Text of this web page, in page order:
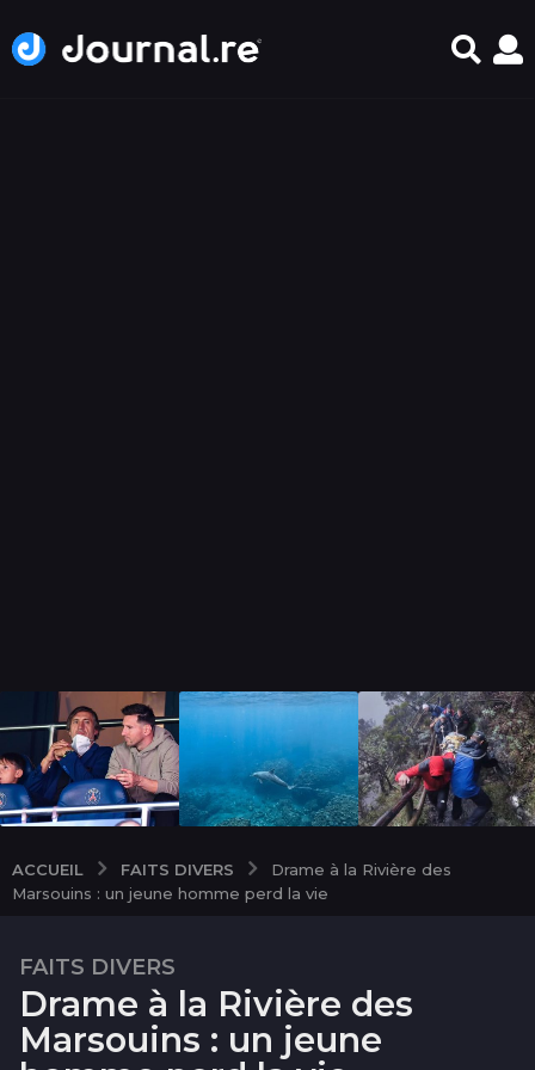
ACCUEIL FAITS DIVERS
Drame à la Rivière des
Marsouins : un jeune homme perd la vie
2
a
n
s
FAITS DIVERS
Drame à la Rivière des
Marsouins : un jeune